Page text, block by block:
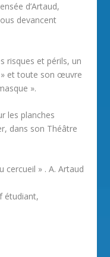
d’Artaud,
devancent
risques et périls, un
et toute son œuvre
».
les planches
dans son Théâtre
» . A. Artaud
étudiant,